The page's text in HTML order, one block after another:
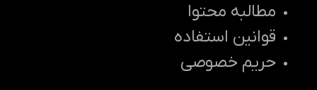
مطالبه محتوا
قوانین استفاده
حریم خصوصی